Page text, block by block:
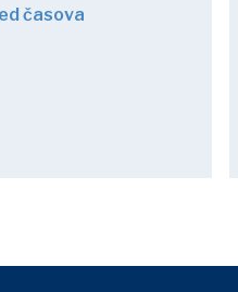
časova